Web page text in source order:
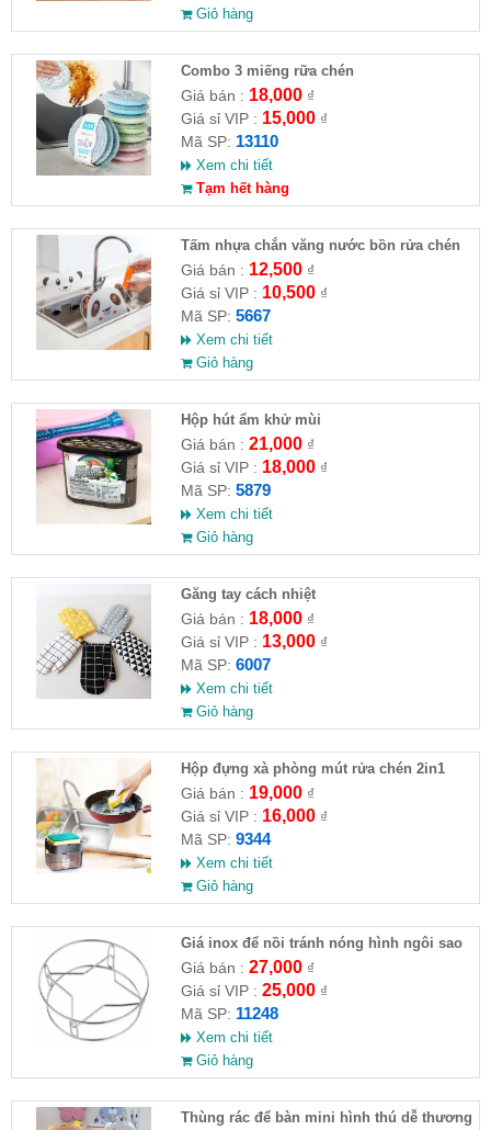
Giỏ hàng
Combo 3 miếng rữa chén
Giá bán : 18,000₫
Giá sỉ VIP : 15,000₫
Mã SP: 13110
Xem chi tiết
Tạm hết hàng
Tấm nhựa chắn văng nước bồn rửa chén
hình gấu
Giá bán : 12,500₫
Giá sỉ VIP : 10,500₫
Mã SP: 5667
Xem chi tiết
Giỏ hàng
Hộp hút ẩm khử mùi
Giá bán : 21,000₫
Giá sỉ VIP : 18,000₫
Mã SP: 5879
Xem chi tiết
Giỏ hàng
Găng tay cách nhiệt
Giá bán : 18,000₫
Giá sỉ VIP : 13,000₫
Mã SP: 6007
Xem chi tiết
Giỏ hàng
Hộp đựng xà phòng mút rửa chén 2in1
14x10.5x10cm
Giá bán : 19,000₫
Giá sỉ VIP : 16,000₫
Mã SP: 9344
Xem chi tiết
Giỏ hàng
Giá inox để nồi tránh nóng hình ngôi sao
Giá bán : 27,000₫
Giá sỉ VIP : 25,000₫
Mã SP: 11248
Xem chi tiết
Giỏ hàng
Thùng rác để bàn mini hình thú dễ thương